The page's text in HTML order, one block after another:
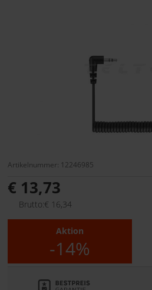
Artikelnummer: 12246985
€ 13,73
Brutto:€ 16,34
Aktion
-14%